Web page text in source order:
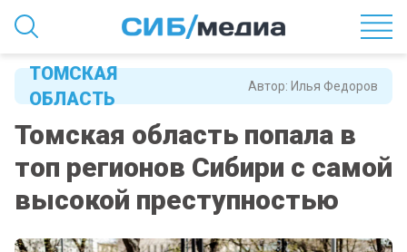
Автор: Илья Федоров
ТОМСКАЯ
ОБЛАСТЬ
Томская область попала в
топ регионов Сибири с самой
высокой преступностью